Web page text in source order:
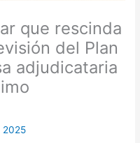
que rescinda
del Plan
adjudicataria
2025